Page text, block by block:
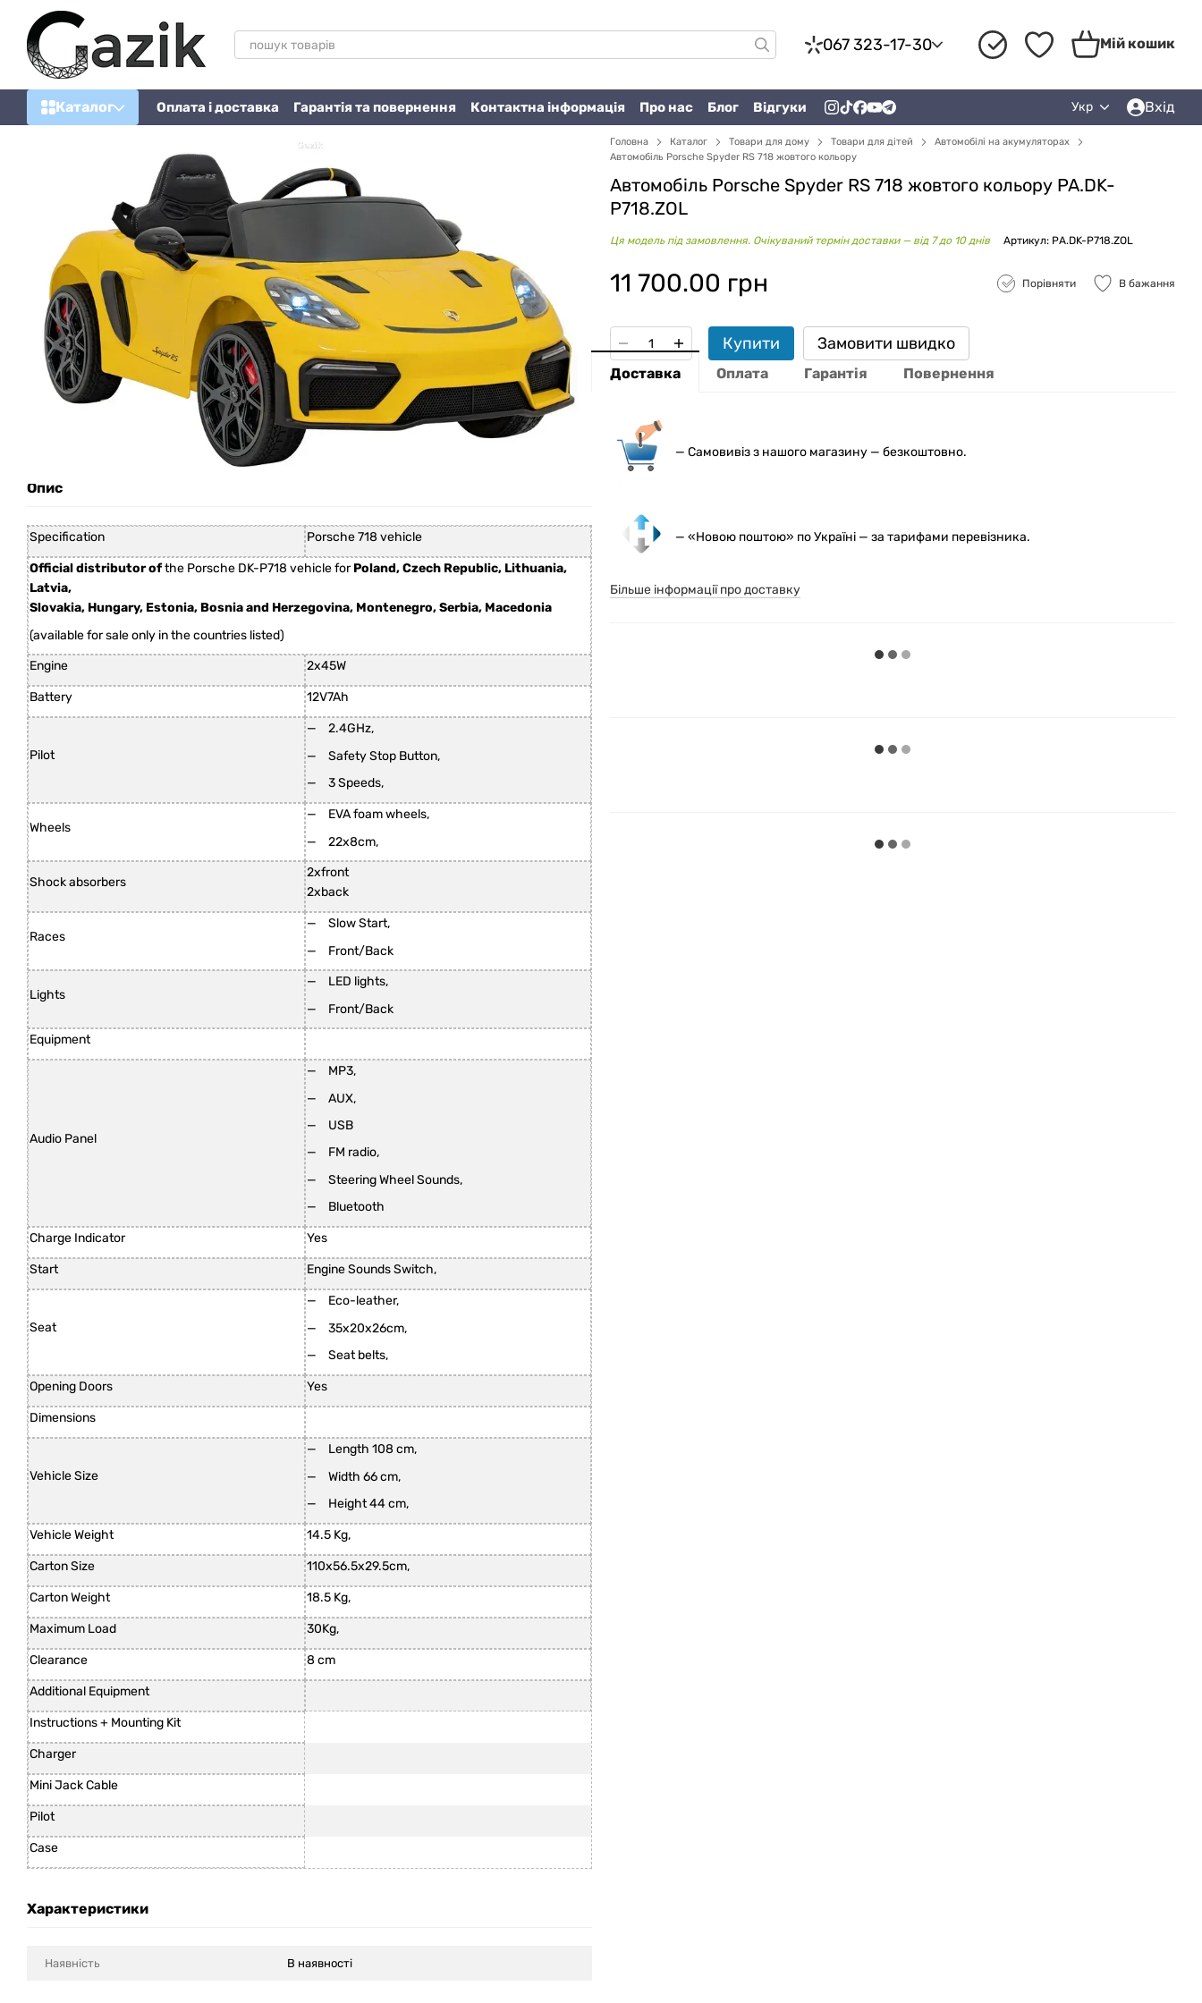
Перейти до основного контенту
067 323-17-30 Мій кошик
Каталог Оплата і доставка Гарантія та повернення Контактна інформація Про нас Блог Відгуки Укр Вхід
Опис
Specification Porsche 718 vehicle
Official distributor ofthe Porsche DK-P718 vehicle forPoland, Czech Republic, Lithuania,
Latvia,
Slovakia, Hungary, Estonia, Bosnia and Herzegovina, Montenegro, Serbia, Macedonia
(available for sale only in the countries listed)
Engine 2x45W
Battery 12V7Ah
Pilot
2.4GHz,
Safety Stop Button,
3 Speeds,
Wheels
EVA foam wheels,
22x8cm,
Shock absorbers
2xfront
2xback
Races
Slow Start,
Front/Back
Lights
LED lights,
Front/Back
Equipment
Audio Panel
MP3,
AUX,
USB
FM radio,
Steering Wheel Sounds,
Bluetooth
Charge Indicator Yes
Start Engine Sounds Switch,
Seat
Eco-leather,
35x20x26cm,
Seat belts,
Opening Doors Yes
Dimensions
Vehicle Size
Length 108 cm,
Width 66 cm,
Height 44 cm,
Vehicle Weight 14.5 Kg,
Carton Size 110x56.5x29.5cm,
Carton Weight 18.5 Kg,
Maximum Load 30Kg,
Clearance 8 cm
Additional Equipment
Instructions + Mounting Kit
Charger
Mini Jack Cable
Pilot
Case
Характеристики
Наявність В наявності
Головна Каталог Товари для дому Товари для дітей
Автомобілі на акумуляторах
Автомобіль Porsche Spyder RS ​​718 жовтого кольору
Автомобіль Porsche Spyder RS ​​718 жовтого кольору PA.DK-
P718.ZOL
Ця модель під замовлення. Очікуваний термін доставки — від 7 до 10 днів Артикул: PA.DK-P718.ZOL
11 700.00 грн Порівняти В бажання
Купити Замовити швидко
Доставка Оплата Гарантія Повернення
— Самовивіз з нашого магазину — безкоштовно.
— «Новою поштою» по Україні — за тарифами перевізника.
Більше інформації про доставку